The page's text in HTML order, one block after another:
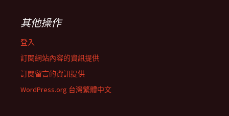
其他操作
登入
訂閱網站內容的資訊提供
訂閱留言的資訊提供
WordPress.org 台灣繁體中文